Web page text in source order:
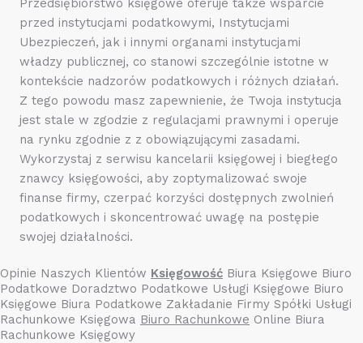
Przedsiębiorstwo księgowe oferuje także wsparcie
przed instytucjami podatkowymi, Instytucjami
Ubezpieczeń, jak i innymi organami instytucjami
władzy publicznej, co stanowi szczególnie istotne w
kontekście nadzorów podatkowych i różnych działań.
Z tego powodu masz zapewnienie, że Twoja instytucja
jest stale w zgodzie z regulacjami prawnymi i operuje
na rynku zgodnie z z obowiązującymi zasadami.
Wykorzystaj z serwisu kancelarii księgowej i biegłego
znawcy księgowości, aby zoptymalizować swoje
finanse firmy, czerpać korzyści dostępnych zwolnień
podatkowych i skoncentrować uwagę na postępie
swojej działalności.
Opinie Naszych Klientów Księgowość Biura Księgowe Biuro
Podatkowe Doradztwo Podatkowe Usługi Księgowe Biuro
Księgowe Biura Podatkowe Zakładanie Firmy Spółki Usługi
Rachunkowe Księgowa Biuro Rachunkowe Online Biura
Rachunkowe Księgowy